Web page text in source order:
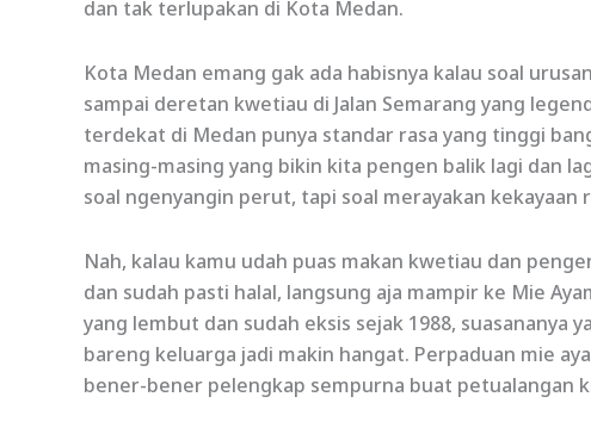
dan tak terlupakan di Kota Medan.
Kota Medan emang gak ada habisnya kalau soal
sampai deretan kwetiau di Jalan Semarang yang
terdekat di Medan punya standar rasa yang tinggi
masing-masing yang bikin kita pengen balik lagi dan
soal ngenyangin perut, tapi soal merayakan kekayaan
Nah, kalau kamu udah puas makan kwetiau dan
dan sudah pasti halal, langsung aja mampir ke Mie
yang lembut dan sudah eksis sejak 1988, suasananya
bareng keluarga jadi makin hangat. Perpaduan mie
bener-bener pelengkap sempurna buat petualangan